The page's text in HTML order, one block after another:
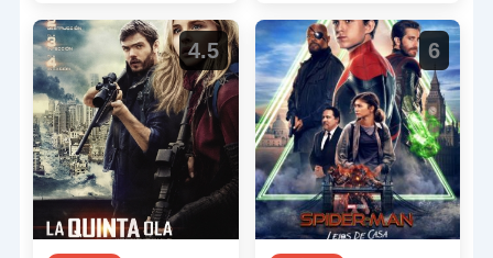
y azul. […]
Para colmo, todo su […]
4.5 6